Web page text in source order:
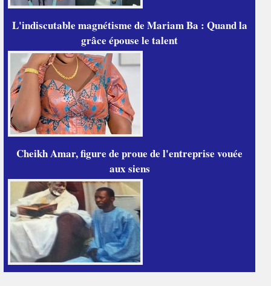
L'indiscutable magnétisme de Mariam Ba : Quand la
grâce épouse le talent
Cheikh Amar, figure de proue de l'entreprise vouée
aux siens